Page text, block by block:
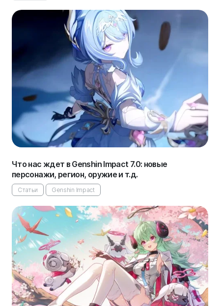
Что нас ждет в Genshin Impact 7.0: новые
персонажи, регион, оружие и т.д.
Статьи Genshin Impact